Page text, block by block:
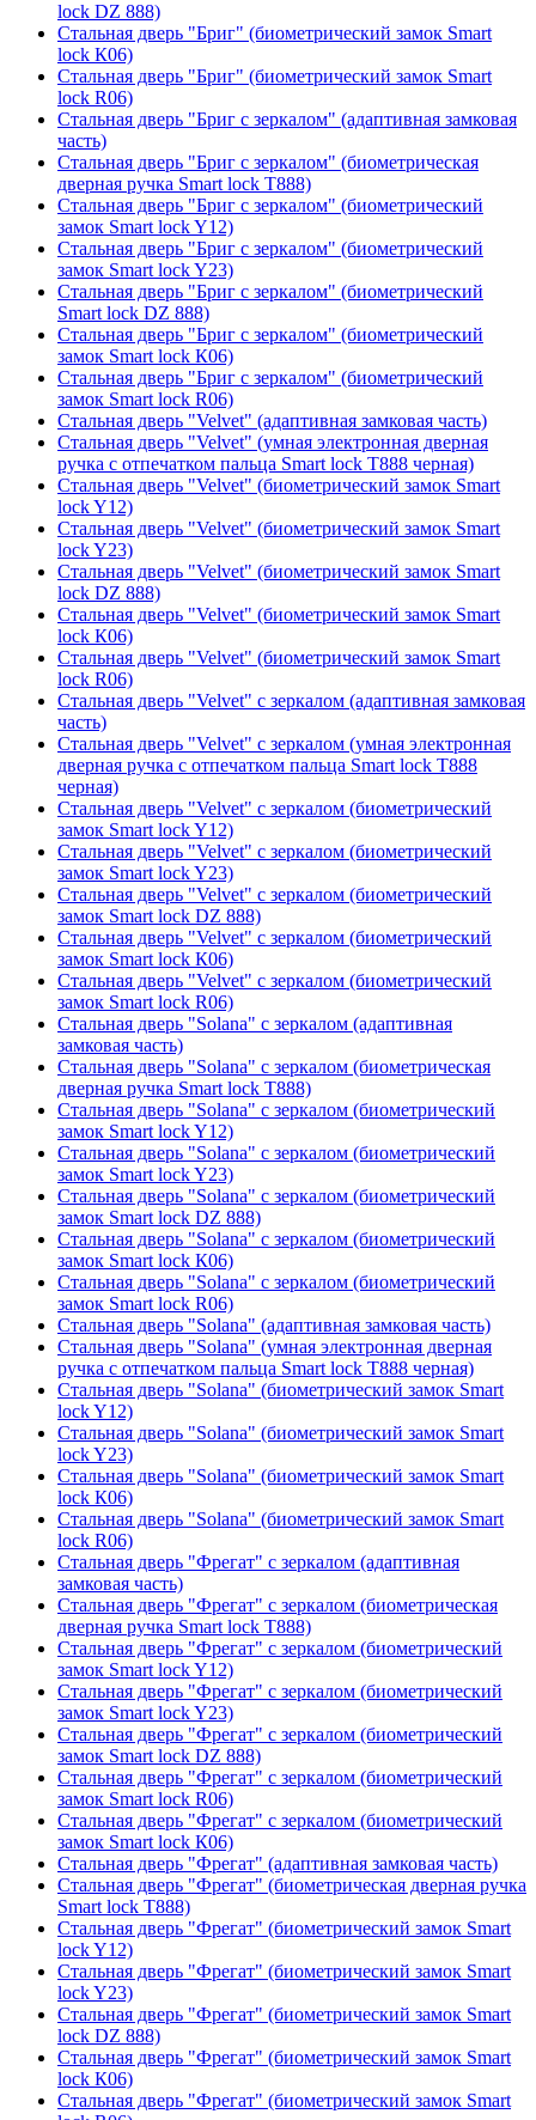
lock DZ 888)
Стальная дверь "Бриг" (биометрический замок Smart
lock К06)
Стальная дверь "Бриг" (биометрический замок Smart
lock R06)
Стальная дверь "Бриг с зеркалом" (адаптивная замковая
часть)
Стальная дверь "Бриг с зеркалом" (биометрическая
дверная ручка Smart lock T888)
Стальная дверь "Бриг с зеркалом" (биометрический
замок Smart lock Y12)
Стальная дверь "Бриг с зеркалом" (биометрический
замок Smart lock Y23)
Стальная дверь "Бриг с зеркалом" (биометрический
Smart lock DZ 888)
Стальная дверь "Бриг с зеркалом" (биометрический
замок Smart lock К06)
Стальная дверь "Бриг с зеркалом" (биометрический
замок Smart lock R06)
Стальная дверь "Velvet" (адаптивная замковая часть)
Стальная дверь "Velvet" (умная электронная дверная
ручка с отпечатком пальца Smart lock T888 черная)
Стальная дверь "Velvet" (биометрический замок Smart
lock Y12)
Стальная дверь "Velvet" (биометрический замок Smart
lock Y23)
Стальная дверь "Velvet" (биометрический замок Smart
lock DZ 888)
Стальная дверь "Velvet" (биометрический замок Smart
lock К06)
Стальная дверь "Velvet" (биометрический замок Smart
lock R06)
Стальная дверь "Velvet" с зеркалом (адаптивная замковая
часть)
Стальная дверь "Velvet" с зеркалом (умная электронная
дверная ручка с отпечатком пальца Smart lock T888
черная)
Стальная дверь "Velvet" с зеркалом (биометрический
замок Smart lock Y12)
Стальная дверь "Velvet" с зеркалом (биометрический
замок Smart lock Y23)
Стальная дверь "Velvet" с зеркалом (биометрический
замок Smart lock DZ 888)
Стальная дверь "Velvet" с зеркалом (биометрический
замок Smart lock К06)
Стальная дверь "Velvet" с зеркалом (биометрический
замок Smart lock R06)
Стальная дверь "Solana" с зеркалом (адаптивная
замковая часть)
Стальная дверь "Solana" с зеркалом (биометрическая
дверная ручка Smart lock T888)
Стальная дверь "Solana" с зеркалом (биометрический
замок Smart lock Y12)
Стальная дверь "Solana" с зеркалом (биометрический
замок Smart lock Y23)
Стальная дверь "Solana" с зеркалом (биометрический
замок Smart lock DZ 888)
Стальная дверь "Solana" с зеркалом (биометрический
замок Smart lock К06)
Стальная дверь "Solana" с зеркалом (биометрический
замок Smart lock R06)
Стальная дверь "Solana" (адаптивная замковая часть)
Стальная дверь "Solana" (умная электронная дверная
ручка с отпечатком пальца Smart lock T888 черная)
Стальная дверь "Solana" (биометрический замок Smart
lock Y12)
Стальная дверь "Solana" (биометрический замок Smart
lock Y23)
Стальная дверь "Solana" (биометрический замок Smart
lock К06)
Стальная дверь "Solana" (биометрический замок Smart
lock R06)
Стальная дверь "Фрегат" с зеркалом (адаптивная
замковая часть)
Стальная дверь "Фрегат" с зеркалом (биометрическая
дверная ручка Smart lock T888)
Стальная дверь "Фрегат" с зеркалом (биометрический
замок Smart lock Y12)
Стальная дверь "Фрегат" с зеркалом (биометрический
замок Smart lock Y23)
Стальная дверь "Фрегат" с зеркалом (биометрический
замок Smart lock DZ 888)
Стальная дверь "Фрегат" с зеркалом (биометрический
замок Smart lock R06)
Стальная дверь "Фрегат" с зеркалом (биометрический
замок Smart lock К06)
Стальная дверь "Фрегат" (адаптивная замковая часть)
Стальная дверь "Фрегат" (биометрическая дверная ручка
Smart lock T888)
Стальная дверь "Фрегат" (биометрический замок Smart
lock Y12)
Стальная дверь "Фрегат" (биометрический замок Smart
lock Y23)
Стальная дверь "Фрегат" (биометрический замок Smart
lock DZ 888)
Стальная дверь "Фрегат" (биометрический замок Smart
lock К06)
Стальная дверь "Фрегат" (биометрический замок Smart